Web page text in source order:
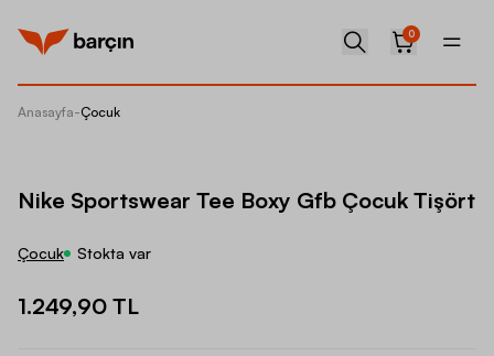
0
Anasayfa-Çocuk
Nike Sportswear Tee Boxy Gfb Çocuk Tişört
Çocuk Stokta var
1.249,90 TL